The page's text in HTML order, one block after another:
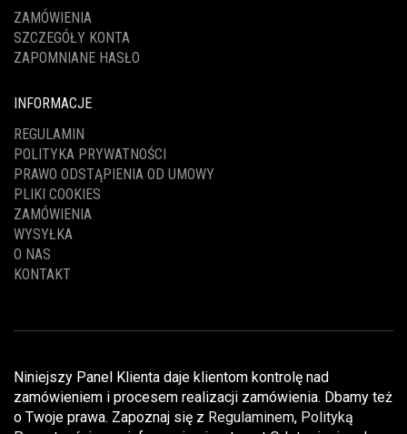
ZAMÓWIENIA
SZCZEGÓŁY KONTA
ZAPOMNIANE HASŁO
INFORMACJE
REGULAMIN
POLITYKA PRYWATNOŚCI
PRAWO ODSTĄPIENIA OD UMOWY
PLIKI COOKIES
ZAMÓWIENIA
WYSYŁKA
O NAS
KONTAKT
Niniejszy Panel Klienta daje klientom kontrolę nad
zamówieniem i procesem realizacji zamówienia. Dbamy też
o Twoje prawa. Zapoznaj się z Regulaminem, Polityką